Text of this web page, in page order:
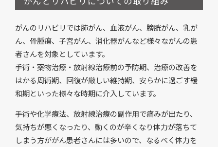
がんのリハビリでは肺がん、血液がん、膀胱がん、乳が
ん、骨腫瘍、子宮がん、消化器がんなど様々ながんの患
者さんを対象としています。
手術・薬物治療・放射線治療前の予防期、治療の改善を
はかる周術期、回復が厳しい維持期、安らかに過ごす緩
和期といった様々な時期に介入しています。
手術や化学療法、放射線治療の副作用で痛みが出たり、
気持ちが悪くなったり、動くのが辛くなり体力が落ちて
しまう方ががん患者さんには多いので、なるべく体力を